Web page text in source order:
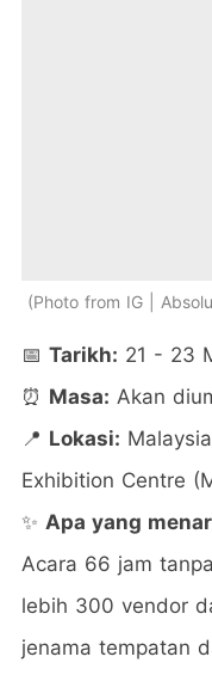
Photo from IG |
📅 Tarikh: 21 - 23
⏰ Masa: Akan
📍 Lokasi:
Exhibition Centre
✨ Apa yang
Acara 66 jam
lebih 300 vendor
jenama tempatan